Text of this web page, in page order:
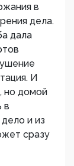
в
дела.
дала
И
но домой
в
и из
сразу